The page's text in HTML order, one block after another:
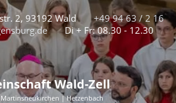
2, 93192 Wald
+49 94 63 / 2 16
Di + Fr: 08.30 - 12.30
Wald-Zell
| Hetzenbach